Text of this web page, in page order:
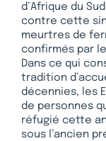
d’Afrique du
contre cette
meurtres de
confirmés par
Dans ce qui
tradition
décennies, les
de personnes
réfugié cette
sous l’ancien